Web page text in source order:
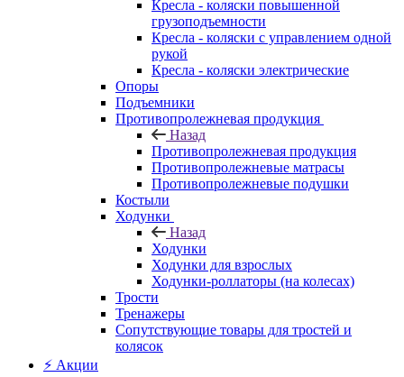
Кресла - коляски повышенной
грузоподъемности
Кресла - коляски с управлением одной
рукой
Кресла - коляски электрические
Опоры
Подъемники
Противопролежневая продукция
Назад
Противопролежневая продукция
Противопролежневые матрасы
Противопролежневые подушки
Костыли
Ходунки
Назад
Ходунки
Ходунки для взрослых
Ходунки-роллаторы (на колесах)
Трости
Тренажеры
Сопутствующие товары для тростей и
колясок
⚡ Акции